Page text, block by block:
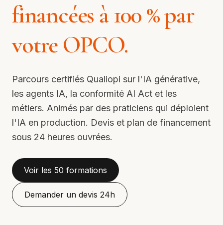
financées à 100 % par
votre OPCO.
Parcours certifiés Qualiopi sur l'IA générative,
les agents IA, la conformité AI Act et les
métiers. Animés par des praticiens qui déploient
l'IA en production. Devis et plan de financement
sous 24 heures ouvrées.
Voir les 50 formations
Demander un devis 24h